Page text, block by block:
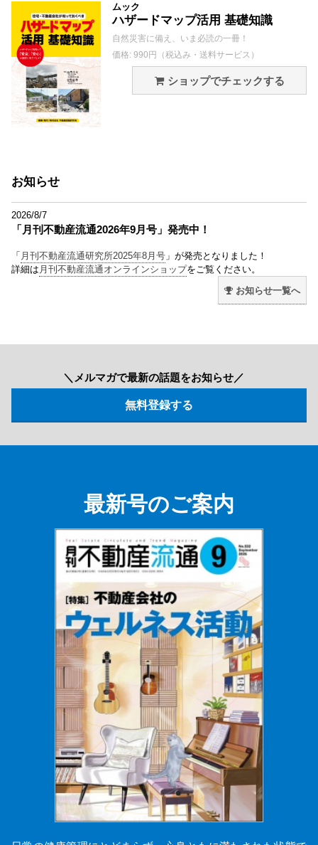
ムック
ハザードマップ活用 基礎知識
自然災害に備え、いま必読の一冊！
価格: 990円（税込み・送料サービス）
ショップでチェックする
お知らせ
2026/8/7
「月刊不動産流通2026年9月号」発売中！
「 月刊不動産流通研究所2025年8月号 」が発売となりました！
詳細は 月刊不動産流通オンラインショップをご覧ください。
お知らせ一覧へ
＼メルマガで最新の話題をお知らせ／
最新号のご案内